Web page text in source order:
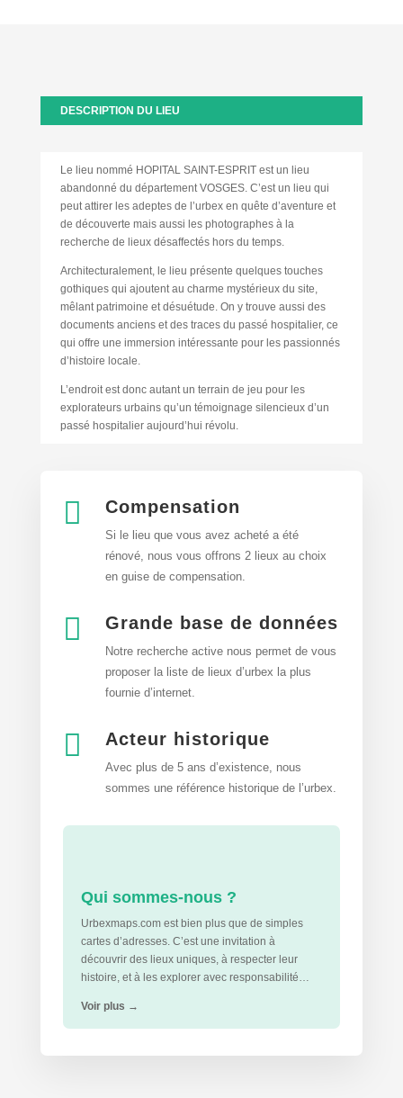
DESCRIPTION DU LIEU
Le lieu nommé HOPITAL SAINT-ESPRIT est un lieu
abandonné du département VOSGES. C’est un lieu qui
peut attirer les adeptes de l’urbex en quête d’aventure et
de découverte mais aussi les photographes à la
recherche de lieux désaffectés hors du temps.
Architecturalement, le lieu présente quelques touches
gothiques qui ajoutent au charme mystérieux du site,
mêlant patrimoine et désuétude. On y trouve aussi des
documents anciens et des traces du passé hospitalier, ce
qui offre une immersion intéressante pour les passionnés
d’histoire locale.
L’endroit est donc autant un terrain de jeu pour les
explorateurs urbains qu’un témoignage silencieux d’un
passé hospitalier aujourd’hui révolu.
 Compensation
Si le lieu que vous avez acheté a été
rénové, nous vous offrons 2 lieux au choix
en guise de compensation.
 Grande base de données
Notre recherche active nous permet de vous
proposer la liste de lieux d’urbex la plus
fournie d’internet.
 Acteur historique
Avec plus de 5 ans d’existence, nous
sommes une référence historique de l’urbex.
Qui sommes-nous ?
Urbexmaps.com est bien plus que de simples
cartes d’adresses. C’est une invitation à
découvrir des lieux uniques, à respecter leur
histoire, et à les explorer avec responsabilité…
Voir plus →